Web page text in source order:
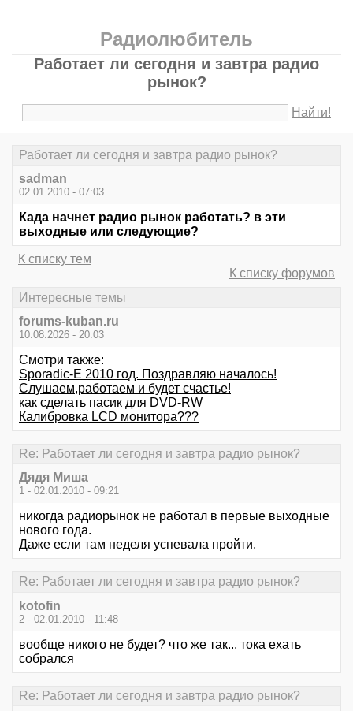
Радиолюбитель
Работает ли сегодня и завтра радио
рынок?
Найти!
Работает ли сегодня и завтра радио рынок?
sadman
02.01.2010 - 07:03
Када начнет радио рынок работать? в эти
выходные или следующие?
К списку тем
К списку форумов
Интересные темы
forums-kuban.ru
10.08.2026 - 20:03
Смотри также:
Sporadic-E 2010 год. Поздравляю началось!
Слушаем,работаем и будет счастье!
как сделать пасик для DVD-RW
Калибровка LCD монитора???
Re: Работает ли сегодня и завтра радио рынок?
Дядя Миша
1 - 02.01.2010 - 09:21
никогда радиорынок не работал в первые выходные
нового года.
Даже если там неделя успевала пройти.
Re: Работает ли сегодня и завтра радио рынок?
kotofin
2 - 02.01.2010 - 11:48
вообще никого не будет? что же так... тока ехать
собрался
Re: Работает ли сегодня и завтра радио рынок?